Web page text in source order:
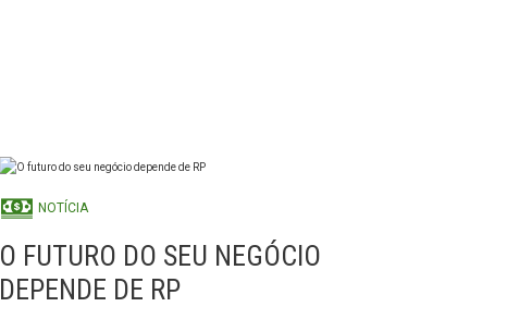
NOTÍCIA
O FUTURO DO SEU NEGÓCIO
DEPENDE DE RP